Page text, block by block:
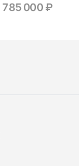
785 000 ₽